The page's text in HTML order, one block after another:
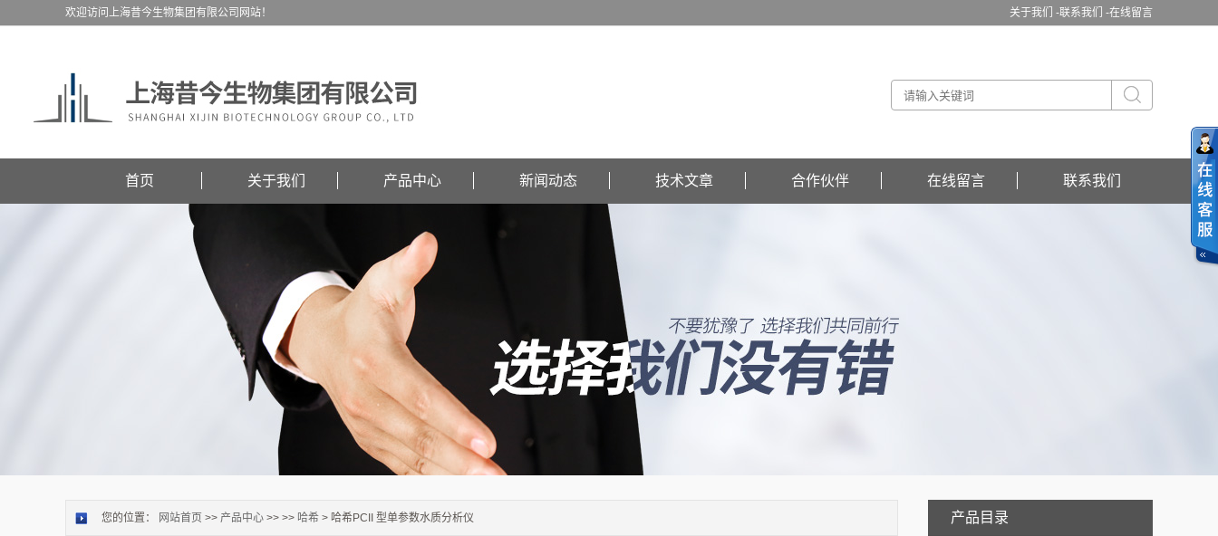
关于我们 -联系我们 -在线留言
欢迎访问上海昔今生物集团有限公司网站！
首页 关于我们 产品中心 新闻动态 技术文章 合作伙伴 在线留言 联系我们
产品目录
您的位置： 网站首页 >> 产品中心 >> >> 哈希 > 哈希PCII 型单参数水质分析仪